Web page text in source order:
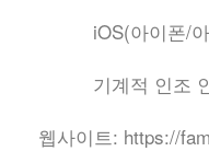
iOS(아이폰/
기계적 인조
웹사이트: https://